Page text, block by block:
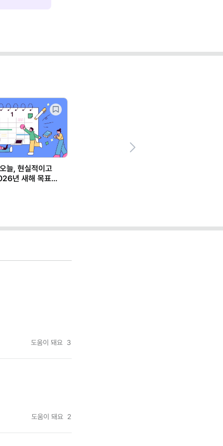
늘, 현실적이고
년 새해 목표
도움이 돼요 3
도움이 돼요 2